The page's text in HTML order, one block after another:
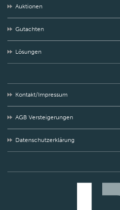
Auktionen
Gutachten
Lösungen
Kontakt/Impressum
AGB Versteigerungen
Datenschutzerklärung